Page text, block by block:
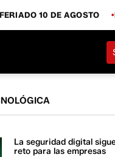
FERIADO 10 DE AGOSTO
La seguridad digital
reto para las empresas